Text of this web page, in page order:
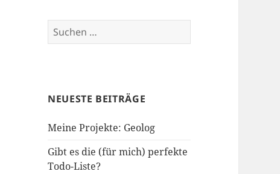
Suchen
nach:
NEUESTE BEITRÄGE
Meine Projekte: Geolog
Gibt es die (für mich) perfekte
Todo-Liste?